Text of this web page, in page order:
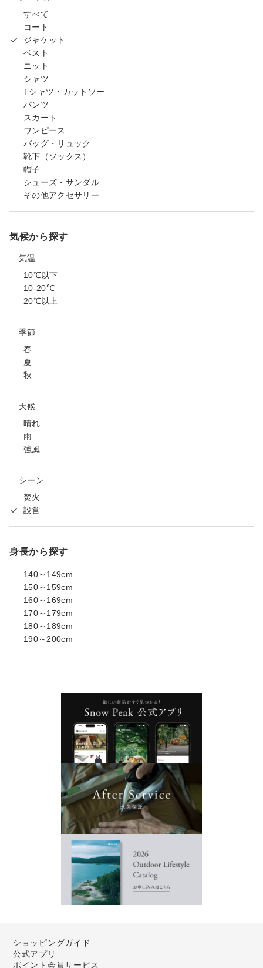
すべて
コート
ジャケット
ベスト
ニット
シャツ
Tシャツ・カットソー
パンツ
スカート
ワンピース
バッグ・リュック
靴下（ソックス）
帽子
シューズ・サンダル
その他アクセサリー
気候から探す
気温
10℃以下
10-20℃
20℃以上
季節
春
夏
秋
天候
晴れ
雨
強風
シーン
焚火
設営
身長から探す
140～149cm
150～159cm
160～169cm
170～179cm
180～189cm
190～200cm
ショッピングガイド
公式アプリ
ポイント会員サービス